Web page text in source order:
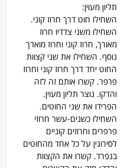
תליון מעוין:
השחילו חוט דרך חרוז קוני.
השחילו משני צדדיו חרוז
מאורך, חרוז קוני וחרוז מוארך
נוסף. השחילו את שני קצוות
החוט יחד דרך חרוז קוני וחרוז
פרפר. קשרו אותם זה לזה
והדקו. נוצר תליון מעוין.
הפרידו את שני החוטים.
השחילו כשנים-עשר חרוזי
פרפרים וחרוזים קוניים
לסירוגין על כל אחד מהחוטים
בנפרד. קשרו את הקצוות